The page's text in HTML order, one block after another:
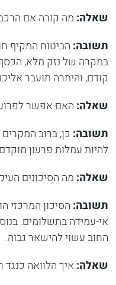
שאלה: מה קורה אם
תשובה: הביטוח המקיף
במקרה של נזק מלא, הכסף
קודם, והיתרה תועבר
שאלה: האם אפשר
תשובה: כן, ברוב
להיות עמלות פרעון
שאלה: מה הסיכונים
תשובה: הסיכון המרכזי
אי-עמידה בתשלומים.
החוב עשוי להישאר גבוה.
שאלה: איך הלוואה כנגד